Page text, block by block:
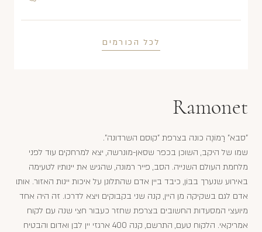
לכל הכורמים
Ramonet
"סבא" רָמוֹנֶה כונה בצרפת "קוסם השרדונה".
שמו של היקב, השוכן בכפר שסאן-מונרשה, יצא למרחקים עוד לפני
מלחמת העולם השנייה. הסב, פייר רמונה, שהגיש את יינותיו לטעימה
באירוע שנערך בבּוֹן, כיבד ביין אדם שהתלונן על איכות יינות האזור. אותו
אדם לגם בשקיקה מן היין, קנה שני בקבוקים ויצא לדרכו. זה היה אחד
מיועצי המסעדות החשובים בצרפת שחזר כעבור חצי שנה עם לקוח
אמריקאי. הלקוח טעם, התרשם, קנה 400 ארגזי יין לבן ואדום והבטיח